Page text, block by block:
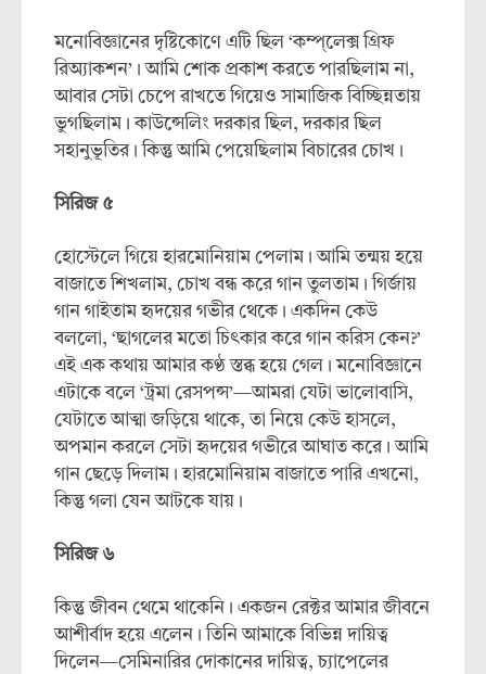
মনোবিজ্ঞানের দৃষ্টিকোণে এটি ছিল ‘কম্প্লেক্স গ্রিফ
রিঅ্যাকশন’। আমি শোক প্রকাশ করতে পারছিলাম না,
আবার সেটা চেপে রাখতে গিয়েও সামাজিক বিচ্ছিন্নতায়
ভুগছিলাম। কাউন্সেলিং দরকার ছিল, দরকার ছিল
সহানুভূতির। কিন্তু আমি পেয়েছিলাম বিচারের চোখ।
সিরিজ ৫
হোস্টেলে গিয়ে হারমোনিয়াম পেলাম। আমি তন্ময় হয়ে
বাজাতে শিখলাম, চোখ বন্ধ করে গান তুলতাম। গির্জায়
গান গাইতাম হৃদয়ের গভীর থেকে। একদিন কেউ
বললো, ‘ছাগলের মতো চিৎকার করে গান করিস কেন?’
এই এক কথায় আমার কণ্ঠ স্তব্ধ হয়ে গেল। মনোবিজ্ঞানে
এটাকে বলে ‘ট্রমা রেসপন্স’—আমরা যেটা ভালোবাসি,
যেটাতে আত্মা জড়িয়ে থাকে, তা নিয়ে কেউ হাসলে,
অপমান করলে সেটা হৃদয়ের গভীরে আঘাত করে। আমি
গান ছেড়ে দিলাম। হারমোনিয়াম বাজাতে পারি এখনো,
কিন্তু গলা যেন আটকে যায়।
সিরিজ ৬
কিন্তু জীবন থেমে থাকেনি। একজন রেক্টর আমার জীবনে
আশীর্বাদ হয়ে এলেন। তিনি আমাকে বিভিন্ন দায়িত্ব
দিলেন—সেমিনারির দোকানের দায়িত্ব, চ্যাপেলের